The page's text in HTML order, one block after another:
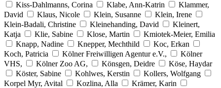
Kiss-Dahlmanns, Corina Klabe, Ann-Katrin
Klammer,
David
Klaus, Nicole Klein, Susanne
Klein, Irene
Klein-Badali, Christine
Kleinehanding, David
Kleinert,
Katja
Klie, Sabine Klose, Martin
Kmiotek-Meier, Emilia
Knapp, Nadine
Knepper, Mechthild
Koc, Erkan
Koch, Patricia
Kölner Freiwilligen Agentur e.V.,
Kölner
VHS,
Kölner Zoo AG, Könsgen, Deidre
Köse, Haydar
Köster, Sabine
Kohlwes, Kerstin
Kollers, Wolfgang
Korpel Myr, Avital
Kozlina, Alla
Krämer, Karin